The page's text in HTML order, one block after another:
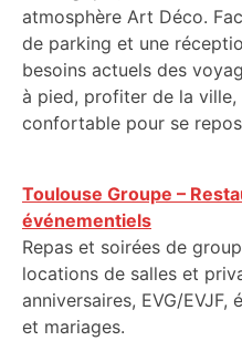
atmosphère Art Déco.
de parking et une
besoins actuels des
à pied, profiter de la
confortable pour se
Toulouse Groupe –
événementiels
Repas et soirées de
locations de salles et
anniversaires, EVG/EVJF,
et mariages.